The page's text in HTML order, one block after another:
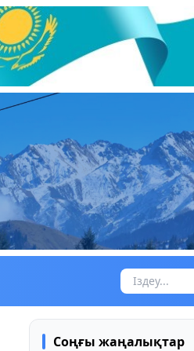
Соңғы жаңалықтар